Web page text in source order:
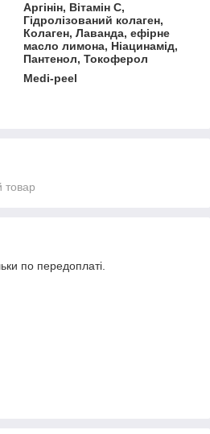
Аргінін, Вітамін С,
Гідролізований колаген,
Колаген, Лаванда, ефірне
масло лимона, Ніацинамід,
Пантенол, Токоферол
Medi-peel
товар
по передоплаті.